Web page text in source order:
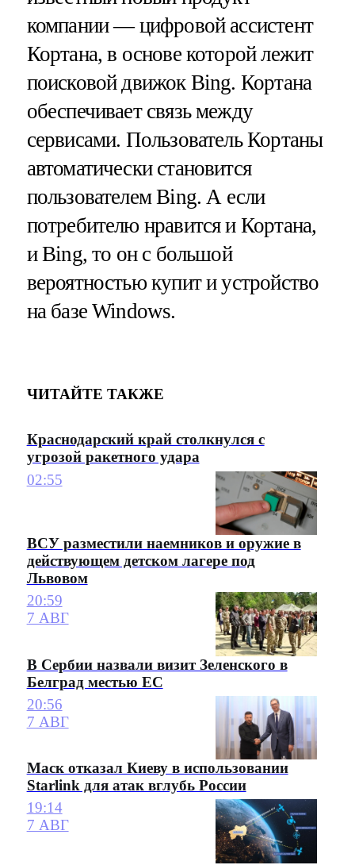
компании — цифровой ассистент
Кортана, в основе которой лежит
поисковой движок Bing. Кортана
обеспечивает связь между
сервисами. Пользователь Кортаны
автоматически становится
пользователем Bing. А если
потребителю нравится и Кортана,
и Bing, то он с большой
вероятностью купит и устройство
на базе Windows.
ЧИТАЙТЕ ТАКЖЕ
Краснодарский край столкнулся с
угрозой ракетного удара
02:55
ВСУ разместили наемников и оружие в
действующем детском лагере под
Львовом
20:59
7 АВГ
В Сербии назвали визит Зеленского в
Белград местью ЕС
20:56
7 АВГ
Маск отказал Киеву в использовании
Starlink для атак вглубь России
19:14
7 АВГ